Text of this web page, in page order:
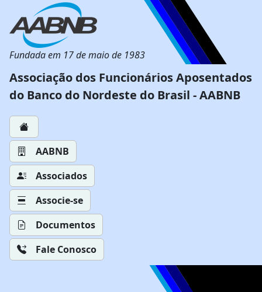
Fundada em 17 de maio de 1983
Associação dos Funcionários Aposentados
do Banco do Nordeste do Brasil - AABNB
AABNB
Associados
Associe-se
Documentos
Fale Conosco